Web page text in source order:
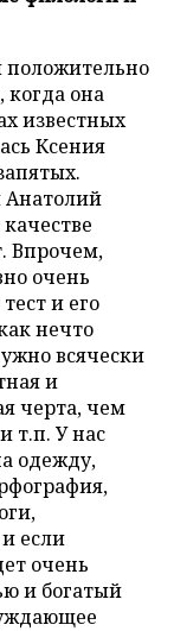
положительно
она
известных
Ксения
Анатолий
Впрочем,
очень
и его
нечто
всячески
и
черта, чем
т.п. У нас
одежду,
если
очень
и богатый